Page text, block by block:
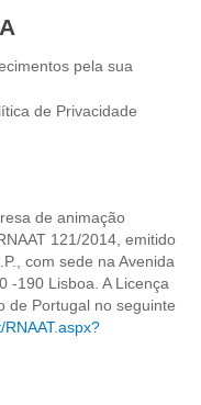
pela sua
de Privacidade
de animação
121/2014, emitido
com sede na Avenida
-190 Lisboa. A Licença
de Portugal no seguinte